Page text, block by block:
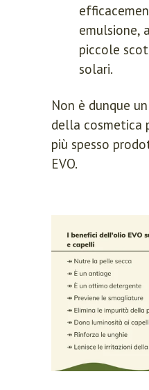
emulsione,
piccole
solari.
Non è dunque
della cosmetica
più spesso
EVO.